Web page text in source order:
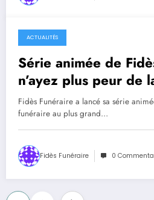
8 juin 2015
ACTUALITÉS
Série animée de
n’ayez plus peur de
Fidès Funéraire a lancé sa série
funéraire au plus grand…
Fidès Funéraire 0